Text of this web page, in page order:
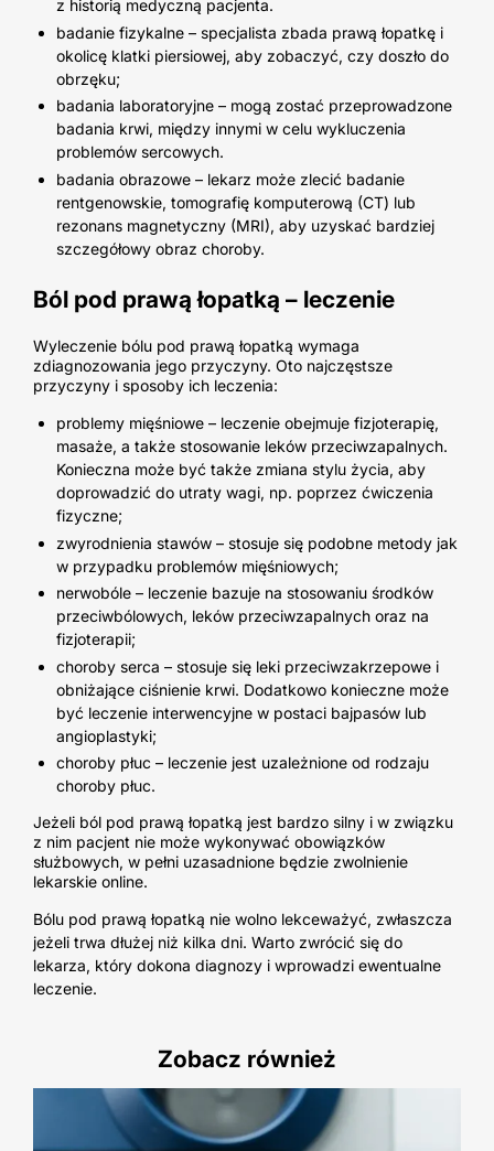
z historią medyczną pacjenta.
badanie fizykalne – specjalista zbada prawą łopatkę i
okolicę klatki piersiowej, aby zobaczyć, czy doszło do
obrzęku;
badania laboratoryjne – mogą zostać przeprowadzone
badania krwi, między innymi w celu wykluczenia
problemów sercowych.
badania obrazowe – lekarz może zlecić badanie
rentgenowskie, tomografię komputerową (CT) lub
rezonans magnetyczny (MRI), aby uzyskać bardziej
szczegółowy obraz choroby.
Ból pod prawą łopatką – leczenie
Wyleczenie bólu pod prawą łopatką wymaga
zdiagnozowania jego przyczyny. Oto najczęstsze
przyczyny i sposoby ich leczenia:
problemy mięśniowe – leczenie obejmuje fizjoterapię,
masaże, a także stosowanie leków przeciwzapalnych.
Konieczna może być także zmiana stylu życia, aby
doprowadzić do utraty wagi, np. poprzez ćwiczenia
fizyczne;
zwyrodnienia stawów – stosuje się podobne metody jak
w przypadku problemów mięśniowych;
nerwobóle – leczenie bazuje na stosowaniu środków
przeciwbólowych, leków przeciwzapalnych oraz na
fizjoterapii;
choroby serca – stosuje się leki przeciwzakrzepowe i
obniżające ciśnienie krwi. Dodatkowo konieczne może
być leczenie interwencyjne w postaci bajpasów lub
angioplastyki;
choroby płuc – leczenie jest uzależnione od rodzaju
choroby płuc.
Jeżeli ból pod prawą łopatką jest bardzo silny i w związku
z nim pacjent nie może wykonywać obowiązków
służbowych, w pełni uzasadnione będzie zwolnienie
lekarskie online.
Bólu pod prawą łopatką nie wolno lekceważyć, zwłaszcza
jeżeli trwa dłużej niż kilka dni. Warto zwrócić się do
lekarza, który dokona diagnozy i wprowadzi ewentualne
leczenie.
Zobacz również